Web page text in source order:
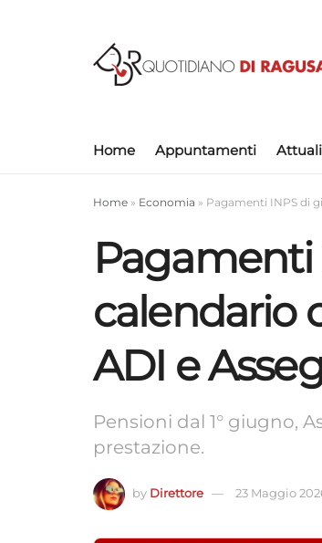
Home Appuntamenti
Home » Economia » Pagamenti INPS di
Pagamenti
calendario
ADI e
Pensioni dal 1° giugno,
prestazione.
by Direttore 23 Maggio